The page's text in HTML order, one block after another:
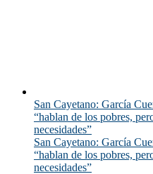
San Cayetano: García
“hablan de los pobres,
necesidades”
San Cayetano: García
“hablan de los pobres,
necesidades”